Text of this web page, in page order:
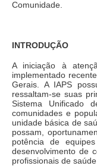
Comunidade.
INTRODUÇÃO
A iniciação à
implementado
Gerais. A IAPS
ressaltam-se suas
Sistema Unificado
comunidades e
unidade básica de
possam,
potência de
desenvolvimento de
profissionais de